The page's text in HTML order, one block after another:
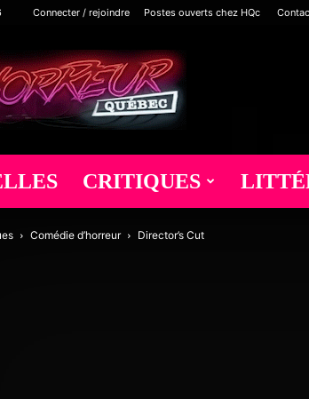
Connecter / rejoindre Postes ouverts chez HQc
Horreur
Québec
CRITIQUES
Comédie d’horreur Director’s Cut